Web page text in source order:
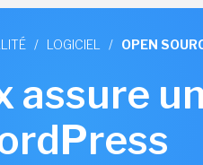
/ LOGICIEL / OPEN
assure